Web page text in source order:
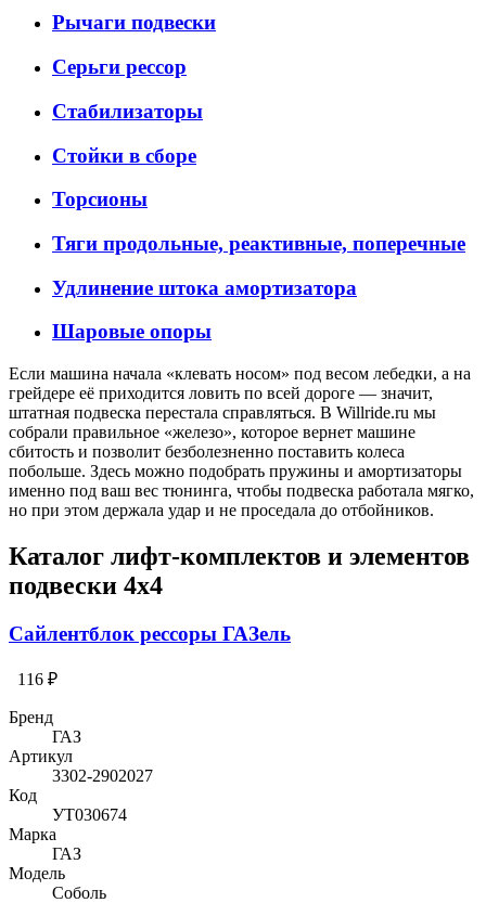
Рычаги подвески
Серьги рессор
Стабилизаторы
Стойки в сборе
Торсионы
Тяги продольные, реактивные, поперечные
Удлинение штока амортизатора
Шаровые опоры
Если машина начала «клевать носом» под весом лебедки, а на
грейдере её приходится ловить по всей дороге — значит,
штатная подвеска перестала справляться. В Willride.ru мы
собрали правильное «железо», которое вернет машине
сбитость и позволит безболезненно поставить колеса
побольше. Здесь можно подобрать пружины и амортизаторы
именно под ваш вес тюнинга, чтобы подвеска работала мягко,
но при этом держала удар и не проседала до отбойников.
Каталог лифт-комплектов и элементов
подвески 4х4
Сайлентблок рессоры ГАЗель
116 ₽
Бренд
ГАЗ
Артикул
3302-2902027
Код
УТ030674
Марка
ГАЗ
Модель
Соболь